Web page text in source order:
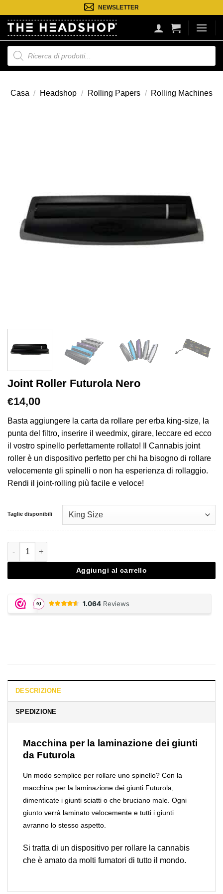
contenuti
NEWSLETTER
Ricerca
prodotti
Casa / Headshop / Rolling Papers / Rolling Machines
Joint Roller Futurola Nero
€14,00
Basta aggiungere la carta da rollare per erba king-size, la
punta del filtro, inserire il weedmix, girare, leccare ed ecco
il vostro spinello perfettamente rollato! Il Cannabis joint
roller è un dispositivo perfetto per chi ha bisogno di rollare
velocemente gli spinelli o non ha esperienza di rollaggio.
Rendi il joint-rolling più facile e veloce!
Taglie disponibili
Joint Roller Futurola Black quantità
Aggiungi al carrello
DESCRIZIONE
SPEDIZIONE
Macchina per la laminazione dei giunti
da Futurola
Un modo semplice per rollare uno spinello? Con la
macchina per la laminazione dei giunti Futurola,
dimenticate i giunti sciatti o che bruciano male. Ogni
giunto verrà laminato velocemente e tutti i giunti
avranno lo stesso aspetto.
Si tratta di un dispositivo per rollare la cannabis
che è amato da molti fumatori di tutto il mondo.